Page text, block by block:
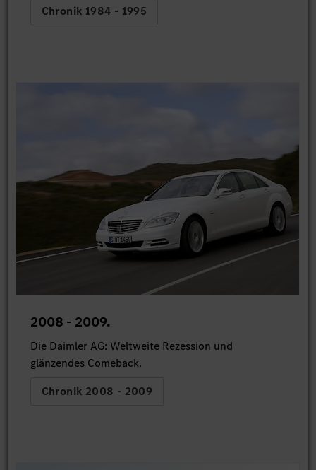
Chronik 1984 - 1995
2008 - 2009.
Die Daimler AG: Weltweite Rezession und
glänzendes Comeback.
Chronik 2008 - 2009